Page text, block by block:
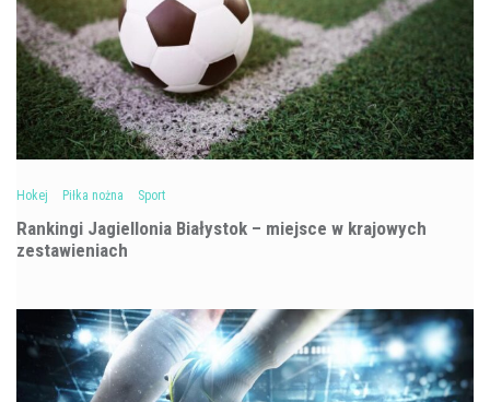
Hokej Piłka nożna Sport
Rankingi Jagiellonia Białystok – miejsce w krajowych
zestawieniach